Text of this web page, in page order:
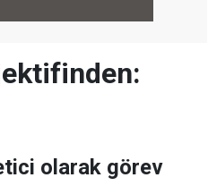
olarak görev